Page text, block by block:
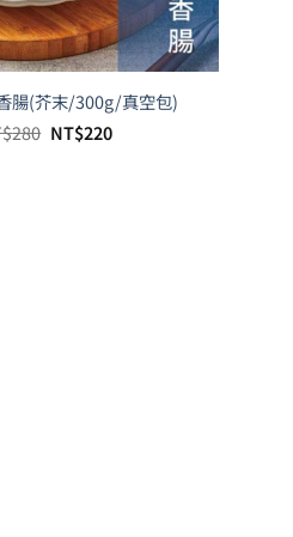
腸(芥末/300g/真空包)
280 原
NT$220目